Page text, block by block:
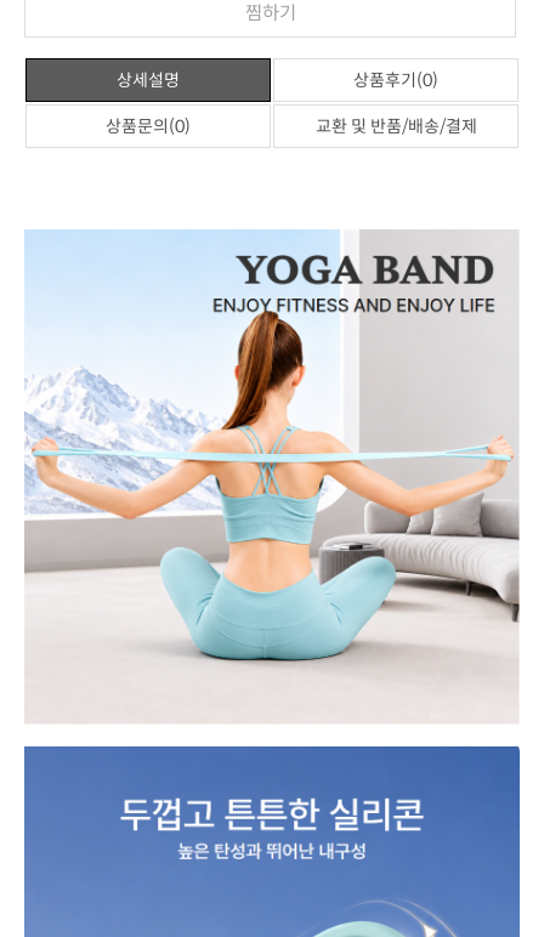
찜하기
상세설명 상품후기(0)
상품문의(0) 교환 및 반품/배송/결제